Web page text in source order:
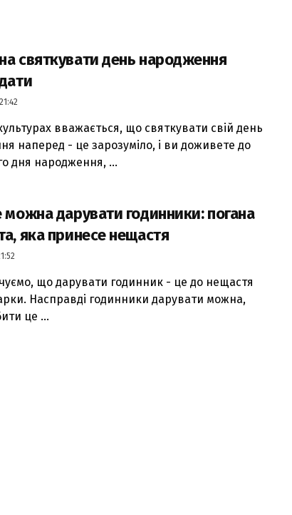
святкувати день народження
вважається, що святкувати свій день
наперед - це зарозуміло, і ви доживете до
дня народження, ...
можна дарувати годинники: погана
яка принесе нещастя
що дарувати годинник - це до нещастя
Насправді годинники дарувати можна,
це ...